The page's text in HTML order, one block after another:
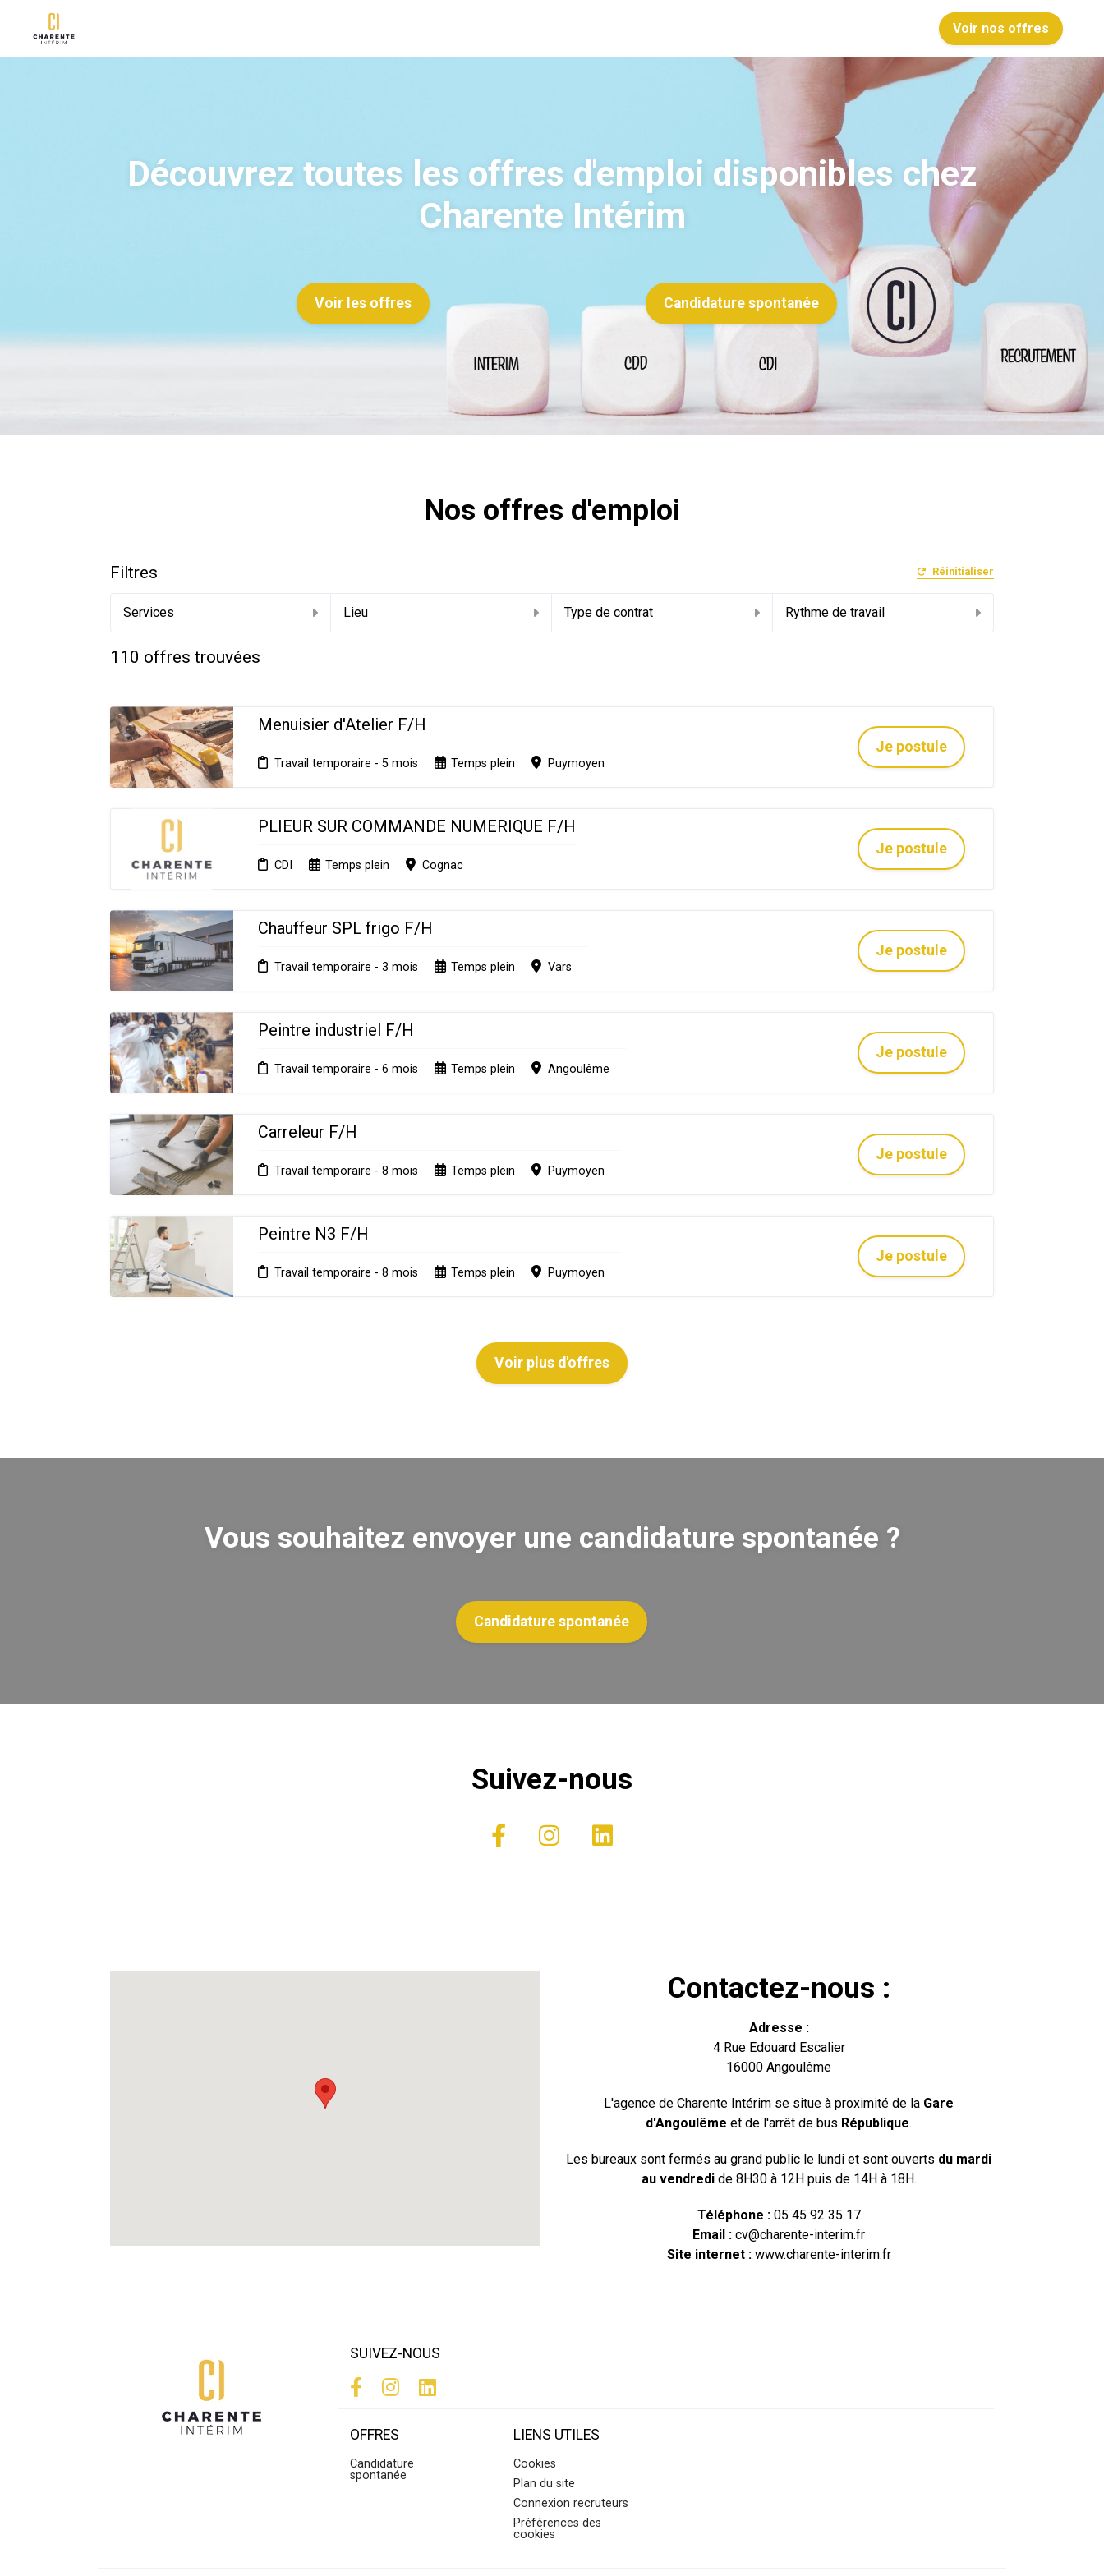
Voir nos offres
Découvrez toutes les offres d'emploi disponibles chez
Charente Intérim
Voir les offres Candidature spontanée
Nos offres d'emploi
Filtres Réinitialiser
Services Lieu Type de contrat Rythme de travail
110 offres trouvées
Menuisier d'Atelier F/H
Travail temporaire - 5 mois Temps plein Puymoyen
Je postule
PLIEUR SUR COMMANDE NUMERIQUE F/H
CDI Temps plein Cognac
Je postule
Chauffeur SPL frigo F/H
Travail temporaire - 3 mois Temps plein Vars
Je postule
Peintre industriel F/H
Travail temporaire - 6 mois Temps plein Angoulême
Je postule
Carreleur F/H
Travail temporaire - 8 mois Temps plein Puymoyen
Je postule
Peintre N3 F/H
Travail temporaire - 8 mois Temps plein Puymoyen
Je postule
Voir plus d'offres
Vous souhaitez envoyer une candidature spontanée ?
Candidature spontanée
Suivez-nous
Contactez-nous :
Adresse :
4 Rue Edouard Escalier
16000 Angoulême
L'agence de Charente Intérim se situe à proximité de la Gare
d'Angoulême et de l'arrêt de bus République.
Les bureaux sont fermés au grand public le lundi et sont ouverts du mardi
au vendredide 8H30 à 12H puis de 14H à 18H.
Téléphone : 05 45 92 35 17
Email :cv@charente-interim.fr
Site internet : www.charente-interim.fr
SUIVEZ-NOUS
OFFRES
Candidature
spontanée
LIENS UTILES
Cookies
Plan du site
Connexion recruteurs
Préférences des
cookies